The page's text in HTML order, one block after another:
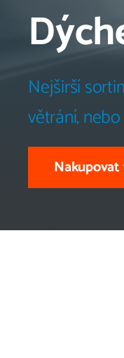
Nejširší
větrání,